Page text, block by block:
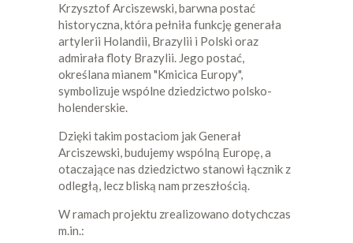
Krzysztof Arciszewski, barwna postać
historyczna, która pełniła funkcję generała
artylerii Holandii, Brazylii i Polski oraz
admirała floty Brazylii. Jego postać,
określana mianem "Kmicica Europy",
symbolizuje wspólne dziedzictwo polsko-
holenderskie.
Dzięki takim postaciom jak Generał
Arciszewski, budujemy wspólną Europę, a
otaczające nas dziedzictwo stanowi łącznik z
odległą, lecz bliską nam przeszłością.
W ramach projektu zrealizowano dotychczas
m.in.: